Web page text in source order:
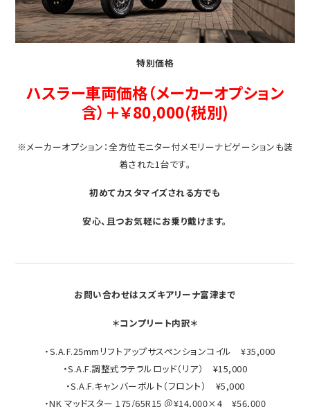
特別価格
ハスラー車両価格（メーカーオプション
含）＋￥80,000(税別)
※メーカーオプション：全方位モニター付メモリーナビゲーションも装
着された1台です。
初めてカスタマイズされる方でも
安心、且つお気軽にお乗り戴けます。
お問い合わせはスズキアリーナ富津まで
＊コンプリート内訳＊
・S.A.F.25mmリフトアップサスペンションコイル ¥35,000
・S.A.F.調整式ラテラルロッド（リア） ¥15,000
・S.A.F.キャンバーボルト（フロント） ¥5,000
・NK マッドスター 175/65R15 ＠¥14,000×4 ¥56,000